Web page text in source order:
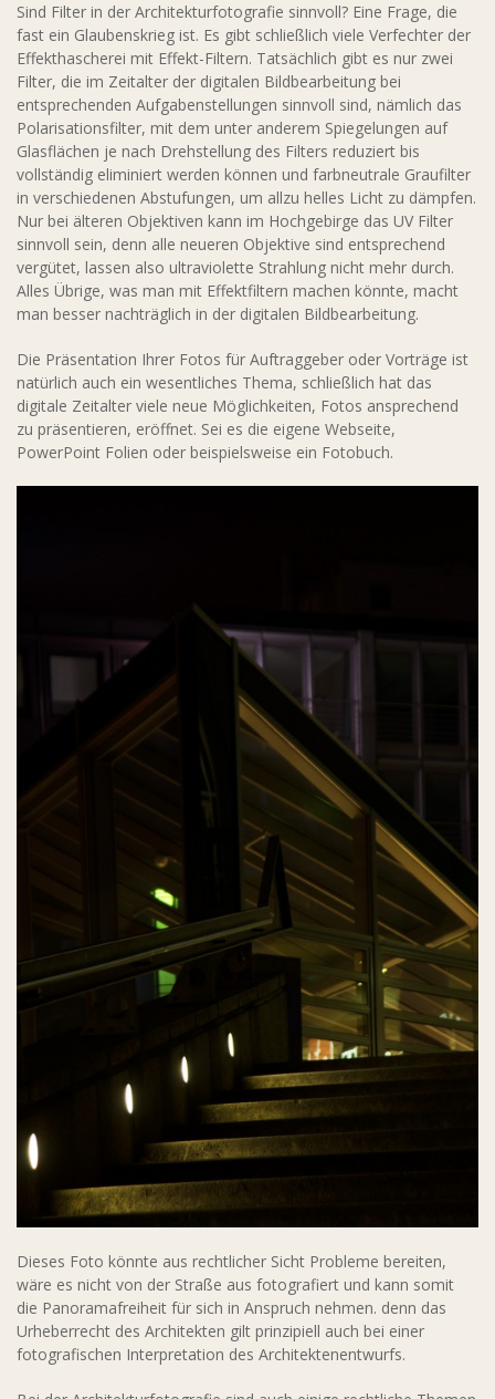
Sind Filter in der Architekturfotografie sinnvoll? Eine Frage, die
fast ein Glaubenskrieg ist. Es gibt schließlich viele Verfechter der
Effekthascherei mit Effekt-Filtern. Tatsächlich gibt es nur zwei
Filter, die im Zeitalter der digitalen Bildbearbeitung bei
entsprechenden Aufgabenstellungen sinnvoll sind, nämlich das
Polarisationsfilter, mit dem unter anderem Spiegelungen auf
Glasflächen je nach Drehstellung des Filters reduziert bis
vollständig eliminiert werden können und farbneutrale Graufilter
in verschiedenen Abstufungen, um allzu helles Licht zu dämpfen.
Nur bei älteren Objektiven kann im Hochgebirge das UV Filter
sinnvoll sein, denn alle neueren Objektive sind entsprechend
vergütet, lassen also ultraviolette Strahlung nicht mehr durch.
Alles Übrige, was man mit Effektfiltern machen könnte, macht
man besser nachträglich in der digitalen Bildbearbeitung.
Die Präsentation Ihrer Fotos für Auftraggeber oder Vorträge ist
natürlich auch ein wesentliches Thema, schließlich hat das
digitale Zeitalter viele neue Möglichkeiten, Fotos ansprechend
zu präsentieren, eröffnet. Sei es die eigene Webseite,
PowerPoint Folien oder beispielsweise ein Fotobuch.
Dieses Foto könnte aus rechtlicher Sicht Probleme bereiten,
wäre es nicht von der Straße aus fotografiert und kann somit
die Panoramafreiheit für sich in Anspruch nehmen. denn das
Urheberrecht des Architekten gilt prinzipiell auch bei einer
fotografischen Interpretation des Architektenentwurfs.